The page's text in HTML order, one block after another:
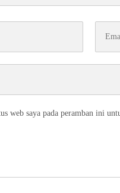
web saya pada peramban ini